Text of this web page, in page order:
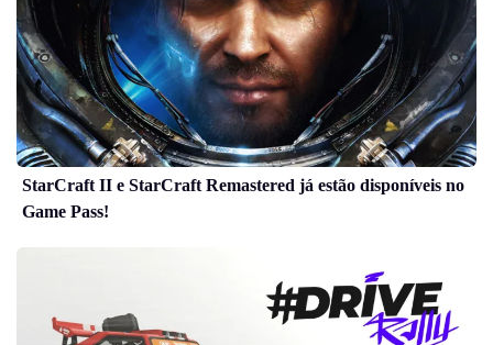
StarCraft II e StarCraft Remastered já estão disponíveis no
Game Pass!